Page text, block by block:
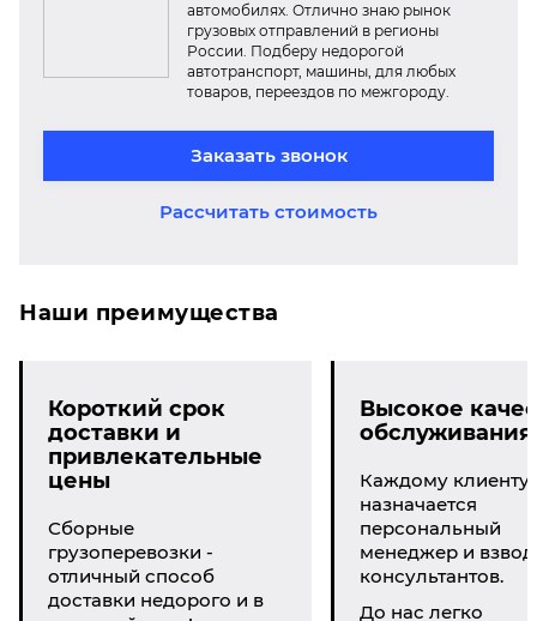
автомобилях. Отлично знаю рынок
грузовых отправлений в регионы
России. Подберу недорогой
автотранспорт, машины, для любых
товаров, переездов по межгороду.
Заказать звонок
Рассчитать стоимость
Наши преимущества
Короткий срок
доставки и
привлекательные
цены
Сборные
грузоперевозки -
отличный способ
доставки недорого и в
Высокое
обслуживания
Каждому клиенту
назначается
персональный
менеджер и взвод
консультантов.
До нас легко